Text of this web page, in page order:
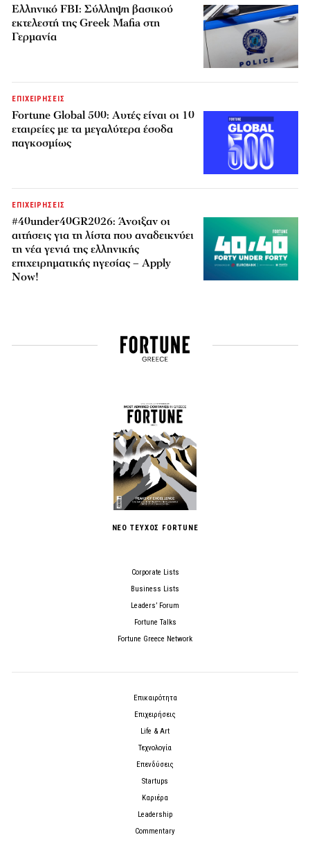
Ελληνικό FBI: Σύλληψη βασικού
εκτελεστή της Greek Mafia στη
Γερμανία
ΕΠΙΧΕΙΡΗΣΕΙΣ
Fortune Global 500: Αυτές είναι οι 10
εταιρείες με τα μεγαλύτερα έσοδα
παγκοσμίως
ΕΠΙΧΕΙΡΗΣΕΙΣ
#40under40GR2026: Άνοιξαν οι
αιτήσεις για τη λίστα που αναδεικνύει
τη νέα γενιά της ελληνικής
επιχειρηματικής ηγεσίας – Apply
Now!
ΝΕΟ ΤΕΥΧΟΣ FORTUNE
Corporate Lists
Business Lists
Leaders’ Forum
Fortune Talks
Fortune Greece Network
Επικαιρότητα
Επιχειρήσεις
Life & Art
Τεχνολογία
Επενδύσεις
Startups
Καριέρα
Leadership
Commentary